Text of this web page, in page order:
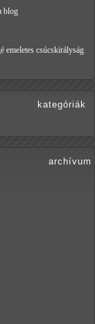
blog
emeletes csúcskirályság
kategóriák
archívum